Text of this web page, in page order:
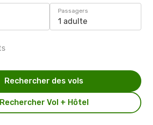
Passagers
1 adulte
Rechercher Vol + Hôtel
Rechercher des vols